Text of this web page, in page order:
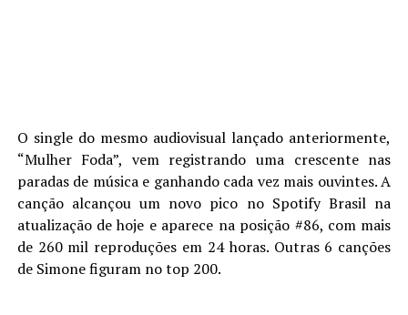
O single do mesmo audiovisual lançado anteriormente,
“Mulher Foda”, vem registrando uma crescente nas
paradas de música e ganhando cada vez mais ouvintes. A
canção alcançou um novo pico no Spotify Brasil na
atualização de hoje e aparece na posição #86, com mais
de 260 mil reproduções em 24 horas. Outras 6 canções
de Simone figuram no top 200.